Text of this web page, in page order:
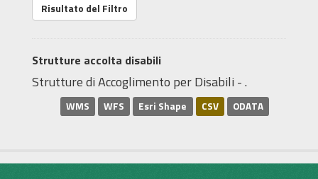
Risultato del Filtro
Strutture accolta disabili
Strutture di Accoglimento per Disabili - .
WMS WFS Esri Shape CSV ODATA